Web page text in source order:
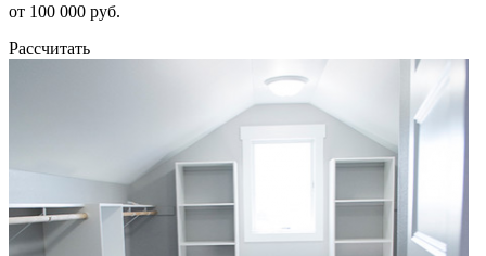
от 100 000 руб.
Рассчитать